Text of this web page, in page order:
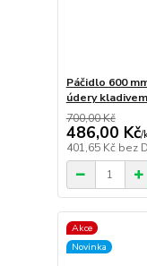
Páčidlo 600
údery
700,00 Kč
486,00 Kč/
401,65 Kč bez
Akce
Novinka